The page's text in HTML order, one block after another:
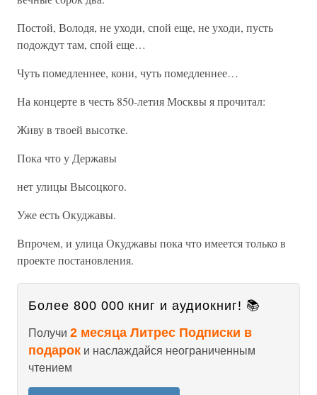
Постой, Володя, не уходи, спой еще, не уходи, пусть
подождут там, спой еще…
Чуть помедленнее, кони, чуть помедленнее…
На концерте в честь 850-летия Москвы я прочитал:
Живу в твоей высотке.
Пока что у Державы
нет улицы Высоцкого.
Уже есть Окуджавы.
Впрочем, и улица Окуджавы пока что имеется только в
проекте постановления.
Более 800 000 книг и аудиокниг! 📚
Получи 2 месяца Литрес Подписки в
подарок и наслаждайся неограниченным
чтением